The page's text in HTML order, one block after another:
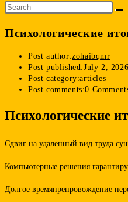
Психологические
Post author:zohaibqmr
Post published:July 2, 2026
Post category:articles
Post comments:0
Психологические
Сдвиг на удаленный вид труда
Компьютерные решения
Долгое времяпрепровождение